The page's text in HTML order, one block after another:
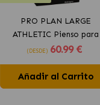
PRO PLAN LARGE
ATHLETIC Pienso para
perros con pollo
(DESDE) 60.99 €
Añadir al Carrito